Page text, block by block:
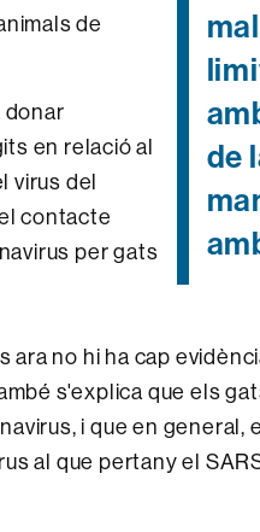
de
de
donar
en relació al
virus del
contacte
per gats
no hi ha cap
s'explica que els
i que en general,
al que pertany el